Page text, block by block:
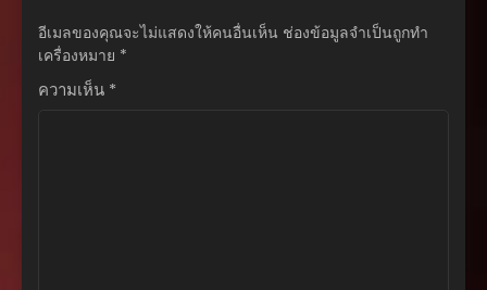
ตอนที่ 36
มิถุนายน 20, 2026
อีเมลของคุณจะไม่แสดงให้คนอื่นเห็น ช่องข้อมูลจำเป็นถูกทำ
เครื่องหมาย *
ความเห็น *